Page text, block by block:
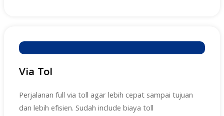
Via Tol
Perjalanan full via toll agar lebih cepat sampai tujuan
dan lebih efisien. Sudah include biaya toll